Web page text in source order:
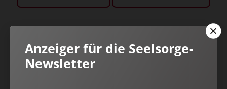
Anzeiger für die Seelsorge-
Newsletter